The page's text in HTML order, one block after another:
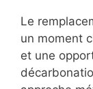
Le
un moment
et une